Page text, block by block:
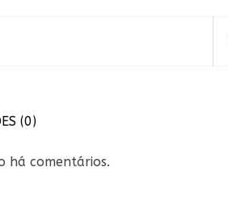
(0)
há comentários.